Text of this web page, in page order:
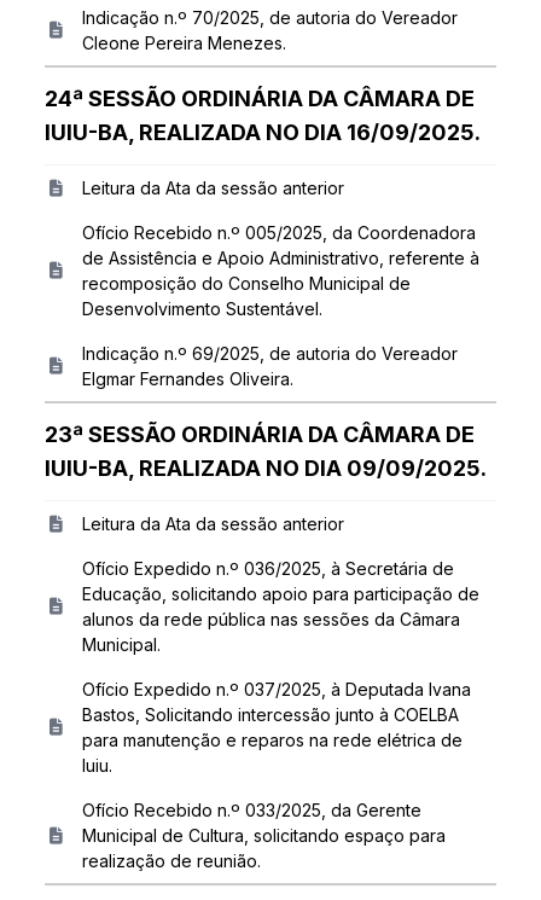
Indicação n.º 70/2025, de autoria do Vereador
Cleone Pereira Menezes.
24ª SESSÃO ORDINÁRIA DA CÂMARA DE
IUIU-BA, REALIZADA NO DIA 16/09/2025.
Leitura da Ata da sessão anterior
Ofício Recebido n.º 005/2025, da Coordenadora
de Assistência e Apoio Administrativo, referente à
recomposição do Conselho Municipal de
Desenvolvimento Sustentável.
Indicação n.º 69/2025, de autoria do Vereador
Elgmar Fernandes Oliveira.
23ª SESSÃO ORDINÁRIA DA CÂMARA DE
IUIU-BA, REALIZADA NO DIA 09/09/2025.
Leitura da Ata da sessão anterior
Ofício Expedido n.º 036/2025, à Secretária de
Educação, solicitando apoio para participação de
alunos da rede pública nas sessões da Câmara
Municipal.
Ofício Expedido n.º 037/2025, à Deputada Ivana
Bastos, Solicitando intercessão junto à COELBA
para manutenção e reparos na rede elétrica de
Iuiu.
Ofício Recebido n.º 033/2025, da Gerente
Municipal de Cultura, solicitando espaço para
realização de reunião.